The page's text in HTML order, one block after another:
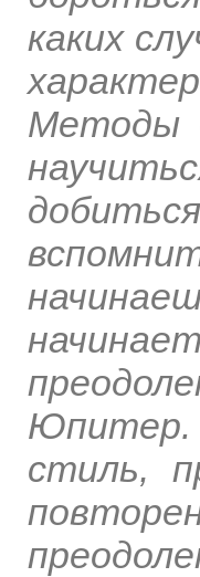
каких
Методы
Юпитер.
стиль,